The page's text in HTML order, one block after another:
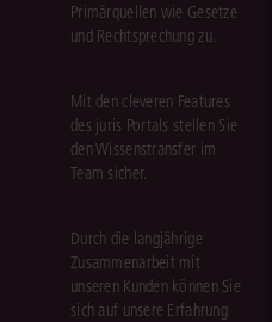
Primärquellen wie Gesetze
und Rechtsprechung zu.
Mit den cleveren Features
des juris Portals stellen Sie
den Wissenstransfer im
Team sicher.
Durch die langjährige
Zusammenarbeit mit
unseren Kunden können Sie
sich auf unsere Erfahrung